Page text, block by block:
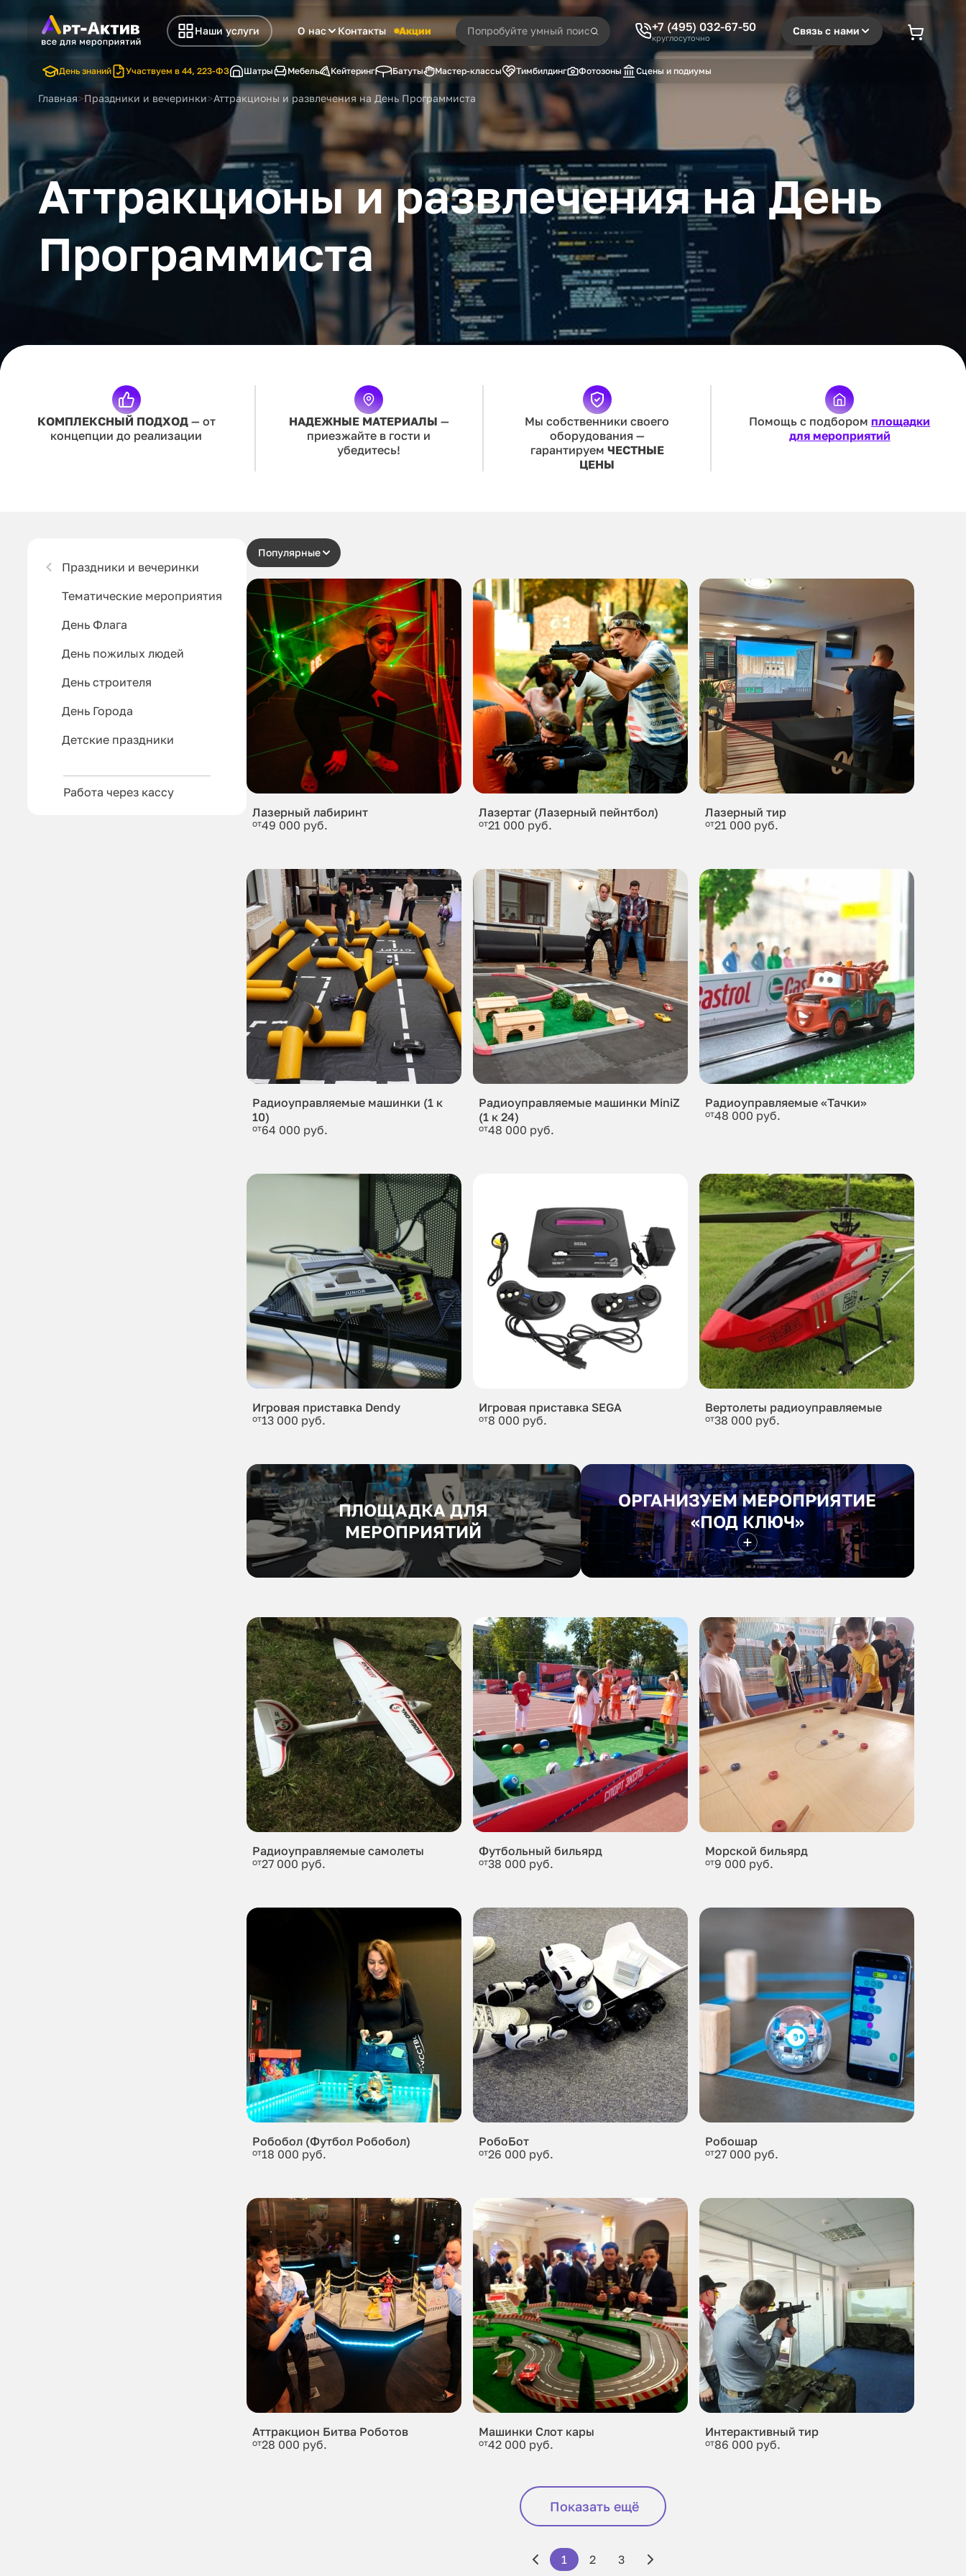
Наши услуги О нас Контакты Акции +7 (495) 032-67-50
круглосуточно
Связь с нами
День знаний Участвуем в 44, 223-ФЗ Шатры Мебель Кейтеринг Батуты Мастер-классы Тимбилдинг Фотозоны Сцены и подиумы
Главная>Праздники и вечеринки>Аттракционы и развлечения на День Программиста
Аттракционы и развлечения на День
Программиста
КОМПЛЕКСНЫЙ ПОДХОД— от
концепции до реализации
НАДЕЖНЫЕ МАТЕРИАЛЫ —
приезжайте в гости и
убедитесь!
Мы собственники своего
оборудования —
гарантируем ЧЕСТНЫЕ
ЦЕНЫ
Помощь с подборомплощадки
для мероприятий
Праздники и вечеринки
Тематические мероприятия
День Флага
День пожилых людей
День строителя
День Города
Детские праздники
Работа через кассу
Популярные
Лазерный лабиринт
от49 000 руб.
Лазертаг (Лазерный пейнтбол)
от21 000 руб.
Лазерный тир
от21 000 руб.
Радиоуправляемые машинки (1 к
10)
от64 000 руб.
Радиоуправляемые машинки MiniZ
(1 к 24)
от48 000 руб.
Радиоуправляемые «Тачки»
от48 000 руб.
Игровая приставка Dendy
от13 000 руб.
Игровая приставка SEGA
от8 000 руб.
Вертолеты радиоуправляемые
от38 000 руб.
ПЛОЩАДКА ДЛЯ
МЕРОПРИЯТИЙ
ОРГАНИЗУЕМ МЕРОПРИЯТИЕ
«ПОД КЛЮЧ»
Радиоуправляемые самолеты
от27 000 руб.
Футбольный бильярд
от38 000 руб.
Морской бильярд
от9 000 руб.
Робобол (Футбол Робобол)
от18 000 руб.
РобоБот
от26 000 руб.
Робошар
от27 000 руб.
Аттракцион Битва Роботов
от28 000 руб.
Машинки Слот кары
от42 000 руб.
Интерактивный тир
от86 000 руб.
Показать ещё
1 2 3